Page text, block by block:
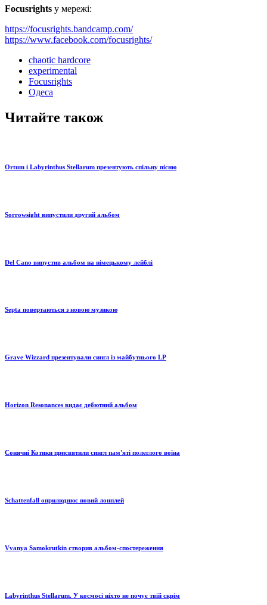
Focusrights у мережі:
https://focusrights.bandcamp.com/
https://www.facebook.com/focusrights/
chaotic hardcore
experimental
Focusrights
Одеса
Читайте також
Ortum і Labyrinthus Stellarum презентують спільну пісню
Sorrowsight випустили другий альбом
Del Cano випустив альбом на німецькому лейблі
Septa повертаються з новою музикою
Grave Wizzard презентували сингл із майбутнього LP
Horizon Resonances видає дебютний альбом
Сонячні Котики присвятили сингл пам'яті полеглого воїна
Schattenfall оприлюднює новий лонплей
Vvanya Samokrutkin створив альбом-спостереження
Labyrinthus Stellarum. У космосі ніхто не почує твій скрім